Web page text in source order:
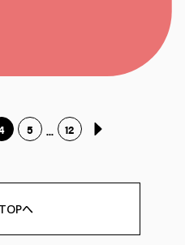
5 ... 12
へ